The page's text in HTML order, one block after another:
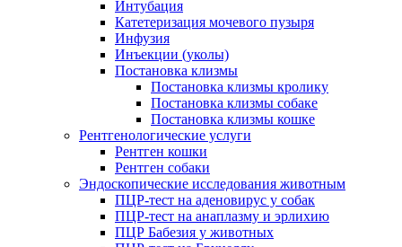
Интубация
Катетеризация мочевого пузыря
Инфузия
Инъекции (уколы)
Постановка клизмы
Постановка клизмы кролику
Постановка клизмы собаке
Постановка клизмы кошке
Рентгенологические услуги
Рентген кошки
Рентген собаки
Эндоскопические исследования животным
ПЦР-тест на аденовирус у собак
ПЦР-тест на анаплазму и эрлихию
ПЦР Бабезия у животных